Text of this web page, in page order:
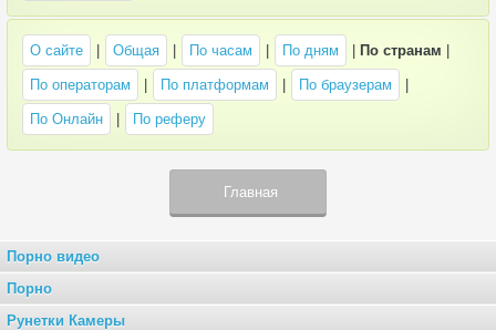
О сайте Общая По часам По дням По странам
По операторам По платформам По браузерам
По Онлайн По реферу
Главная
Порно видео
Порно
Рунетки Камеры